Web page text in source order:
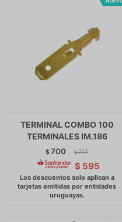
TERMINAL COMBO 100
TERMINALES IM.186
$700 $ 717
$ 595